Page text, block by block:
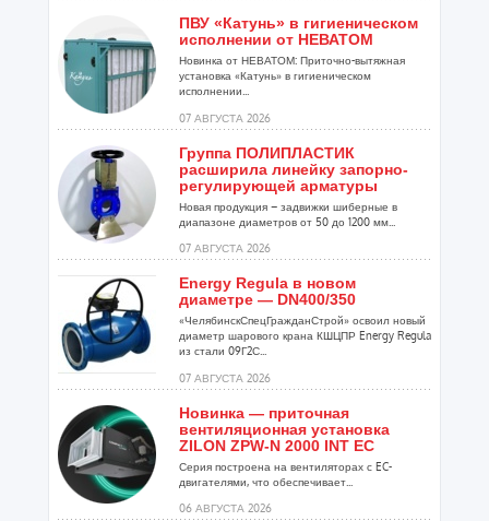
ПВУ «Катунь» в гигиеническом
исполнении от НЕВАТОМ
Новинка от НЕВАТОМ: Приточно-вытяжная
установка «Катунь» в гигиеническом
исполнении...
07 АВГУСТА 2026
Группа ПОЛИПЛАСТИК
расширила линейку запорно-
регулирующей арматуры
Новая продукция – задвижки шиберные в
диапазоне диаметров от 50 до 1200 мм...
07 АВГУСТА 2026
Energy Regula в новом
диаметре — DN400/350
«ЧелябинскСпецГражданСтрой» освоил новый
диаметр шарового крана КШЦПР Energy Regula
из стали 09Г2С...
07 АВГУСТА 2026
Новинка — приточная
вентиляционная установка
ZILON ZPW-N 2000 INT EC
Серия построена на вентиляторах с EC-
двигателями, что обеспечивает...
06 АВГУСТА 2026